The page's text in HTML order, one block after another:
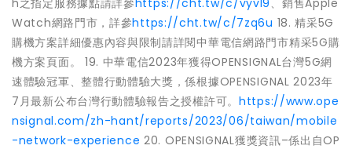
Watch網路門市，詳參https://cht.tw/c/7zq6u 18. 精采5G
購機方案詳細優惠內容與限制請詳閱中華電信網路門市精采5G購
機方案頁面。 19. 中華電信2023年獲得OPENSIGNAL台灣5G網
速體驗冠軍、整體行動體驗大獎，係根據OPENSIGNAL 2023年
7月最新公布台灣行動體驗報告之授權許可。 https://www.ope
nsignal.com/zh-hant/reports/2023/06/taiwan/mobile
-network-experience 20. OPENSIGNAL獲獎資訊–係出自OP